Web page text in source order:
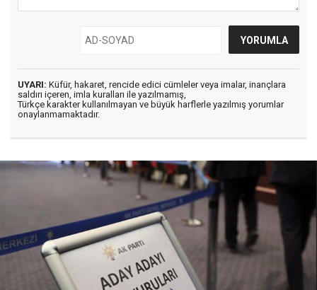
UYARI: Küfür, hakaret, rencide edici cümleler veya imalar, inançlara
saldırı içeren, imla kuralları ile yazılmamış,
Türkçe karakter kullanılmayan ve büyük harflerle yazılmış yorumlar
onaylanmamaktadır.